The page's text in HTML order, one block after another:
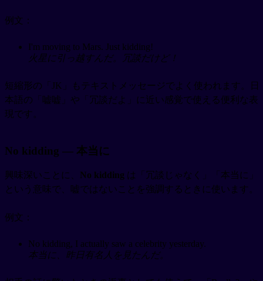
例文：
I'm moving to Mars. Just kidding!
火星に引っ越すんだ。冗談だけど！
短縮形の「JK」もテキストメッセージでよく使われます。日
本語の「嘘嘘」や「冗談だよ」に近い感覚で使える便利な表
現です。
No kidding — 本当に
興味深いことに、 No kidding は「冗談じゃなく」「本当に」
という意味で、嘘ではないことを強調するときに使います。
例文：
No kidding, I actually saw a celebrity yesterday.
本当に、昨日有名人を見たんだ。